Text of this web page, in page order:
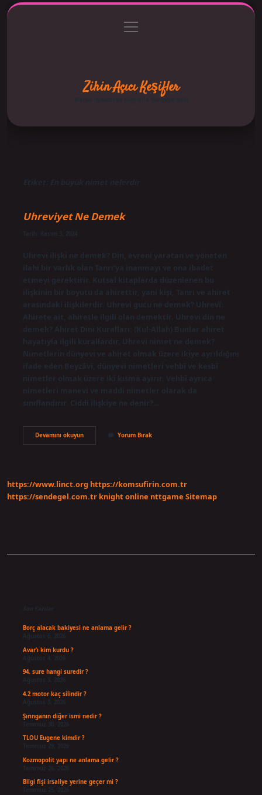
Gizlilik Politikası
menüyü
aç
Zihin Açıcı Keşifler
Merak uyandıran bilgilerle dünyaya bak!
Etiket: En büyük nimet nelerdir
Uhreviyet Ne Demek
Uhrevi ilişki ne demek? Din, evreni yaratan ve yöneten
ilahi bir varlık olan Tanrı’ya inanmayı ve ona ibadet
etmeyi gerektirir. Kutsal kitaplarda düzenlenen bu
ilişkinin bir boyutu da ahirettir, yani kişi, Tanrı ve ahiret
arasındaki ilişkilerdir. Uhrevi gucu ne demek? Uhrevî:
Ahirete ait, ahiretle ilgili olan demektir. Uhrevi din ne
demek? Ahiret Dini Kuralları: (Kul-Allah) Bunlar ahiret
hayatıyla ilgili kurallardır. Uhrevi nimet ne demek?
Nimetlerin dünyevi ve ahiret olmak üzere ikiye ayrıldığını
ifade eden Beyzâvî, dünyevi nimetleri vehbî ve kesbî
nimetler olmak üzere iki kısma ayırır. Vehbî ayrıca
nimetleri manevi ve maddi nimetler olarak da
sınıflandırır. Ciddi ilişkiye ne denir?…
Devamını okuyunUhreviyet
Ne
Yorum Bırak
https://www.linct.org https://komsufirin.com.tr
https://sendegel.com.tr knight online nttgame Sitemap
Son Yazılar
Borç alacak bakiyesi ne anlama gelir ?
Ağustos 6, 2026
Avar’ı kim kurdu ?
Ağustos 4, 2026
94. sure hangi suredir ?
Ağustos 3, 2026
4.2 motor kaç silindir ?
Ağustos 3, 2026
Şırınganın diğer ismi nedir ?
TLOU Eugene kimdir ?
Temmuz 29, 2026
Kozmopolit yapı ne anlama gelir ?
Bilgi fişi irsaliye yerine geçer mi ?
Temmuz 25, 2026